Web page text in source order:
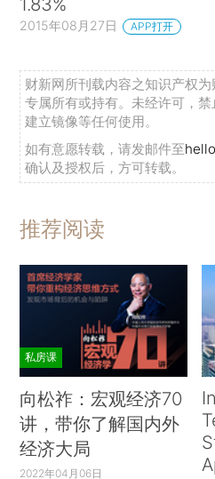
2015年08月27日 APP打开
财新网所刊载内容之知识产权
专属所有或持有。未经许可，
建立镜像等任何使用。
如有意愿转载，请发邮件至
确认及授权后，方可转载。
推荐阅读
私房课
向松祚：宏观经济70
讲，带你了解国内外
经济大局
2022年04月06日